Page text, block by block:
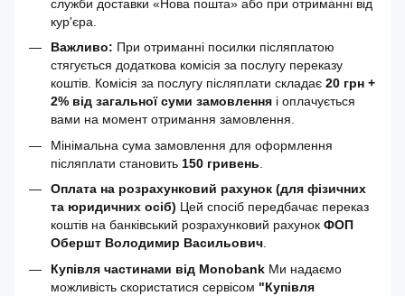
служби доставки «Нова пошта» або при отриманні від
кур'єра.
Важливо: При отриманні посилки післяплатою
стягується додаткова комісія за послугу переказу
коштів. Комісія за послугу післяплати складає 20 грн +
2% від загальної суми замовлення і оплачується
вами на момент отримання замовлення.
Мінімальна сума замовлення для оформлення
післяплати становить 150 гривень
Оплата на розрахунковий рахунок (для фізичних
та юридичних осіб) Цей спосіб передбачає переказ
коштів на банківський розрахунковий рахунок ФОП
Обершт Володимир Васильович
Купівля частинами від Monobank Ми надаємо
можливість скористатися сервісом "Купівля